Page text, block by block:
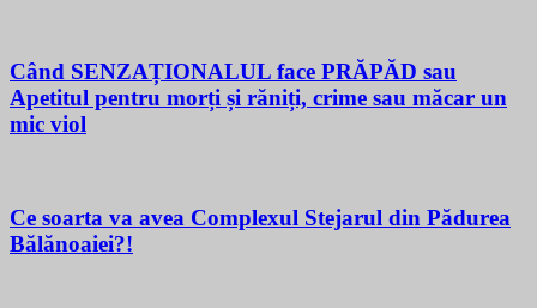
Când SENZAȚIONALUL face PRĂPĂD sau
Apetitul pentru morți și răniți, crime sau măcar un
mic viol
Ce soarta va avea Complexul Stejarul din Pădurea
Bălănoaiei?!